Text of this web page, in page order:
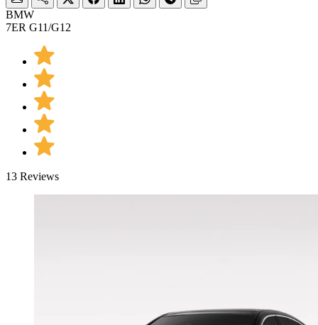
BMW
7ER G11/G12
13 Reviews